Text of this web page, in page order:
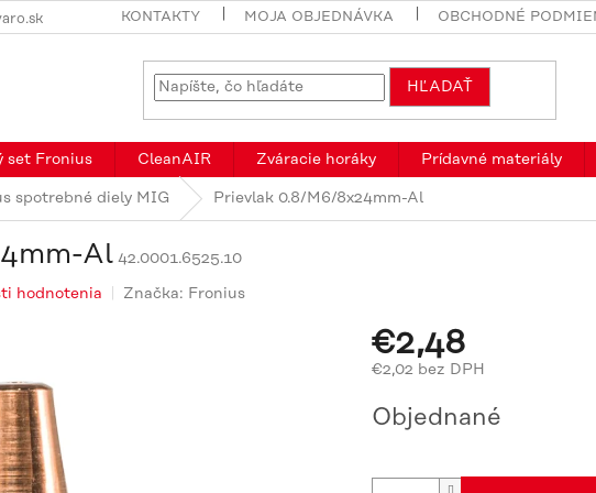
KONTAKTY MOJA OBJEDNÁVKA OBCHODNÉ
HĽADAŤ
set Fronius CleanAIR Zváracie horáky Prídavné materiály
spotrebné diely MIG Prievlak 0.8/M6/8x24mm-Al
Al 42.0001.6525.10
hodnotenia Značka: Fronius
€2,48
€2,02 bez DPH
cena:
Objednané